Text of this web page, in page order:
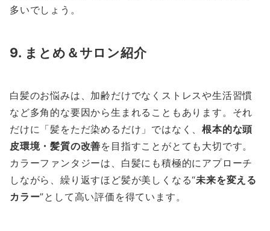
多いでしょう。
9. まとめ＆サロン紹介
白髪のお悩みは、加齢だけでなくストレスや生活習慣
など多角的な要因から生まれることもあります。それ
だけに「髪をただ染めるだけ」ではなく、根本的な頭
皮環境・髪質の改善を目指すことがとても大切です。
カラーファンタジーは、白髪にも積極的にアプローチ
しながら、繰り返すほど髪が美しくなる“未来を変える
カラー”として高い評価を得ています。